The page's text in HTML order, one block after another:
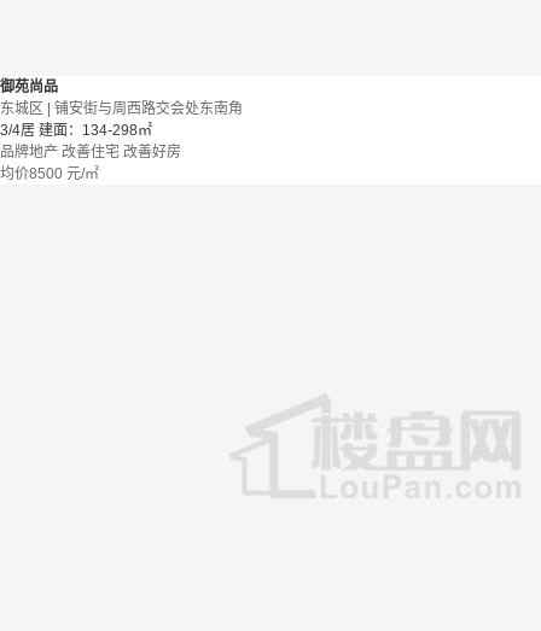
御苑尚品
东城区 | 铺安街与周西路交会处东南角
3/4居 建面：134-298㎡
品牌地产 改善住宅 改善好房
均价8500 元/㎡